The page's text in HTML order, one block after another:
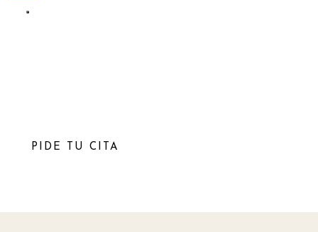
PIDE TU CITA